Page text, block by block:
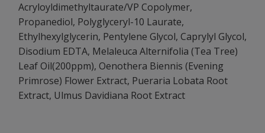
Acryloyldimethyltaurate/VP Copolymer,
Propanediol, Polyglyceryl-10 Laurate,
Ethylhexylglycerin, Pentylene Glycol, Caprylyl Glycol,
Disodium EDTA, Melaleuca Alternifolia (Tea Tree)
Leaf Oil(200ppm), Oenothera Biennis (Evening
Primrose) Flower Extract, Pueraria Lobata Root
Extract, Ulmus Davidiana Root Extract